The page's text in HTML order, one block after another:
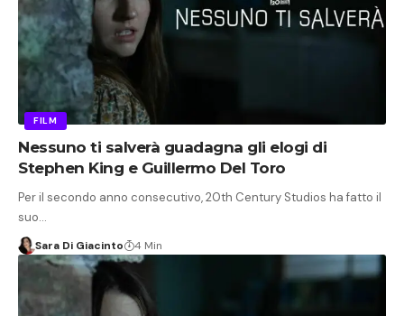
FILM
Nessuno ti salverà guadagna gli elogi di
Stephen King e Guillermo Del Toro
Per il secondo anno consecutivo, 20th Century Studios ha fatto il
suo…
Sara Di Giacinto 4 Min